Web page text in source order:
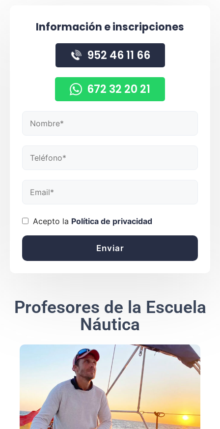
Información e inscripciones
952 46 11 66
672 32 20 21
Acepto la Política de privacidad
Profesores de la Escuela
Náutica